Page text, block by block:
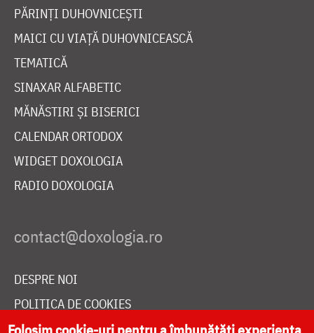
PĂRINȚI DUHOVNICEȘTI
MAICI CU VIAȚĂ DUHOVNICEASCĂ
TEMATICĂ
SINAXAR ALFABETIC
MĂNĂSTIRI ȘI BISERICI
CALENDAR ORTODOX
WIDGET DOXOLOGIA
RADIO DOXOLOGIA
DESPRE NOI
POLITICA DE COOKIES
DONEAZĂ ONLINE PENTRU CATEDRALA NAȚIONALĂ